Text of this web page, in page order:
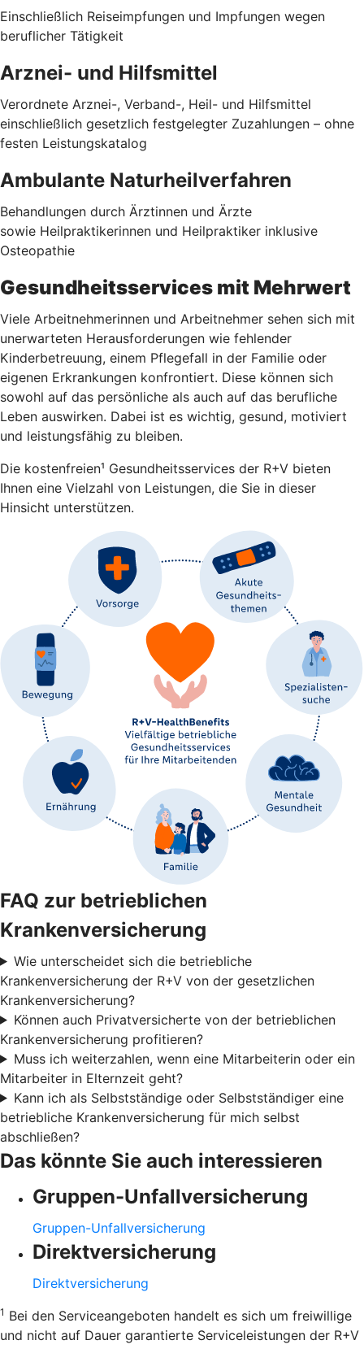
Einschließlich Reiseimpfungen und Impfungen wegen
beruflicher Tätigkeit
Arznei- und Hilfsmittel
Verordnete Arznei-, Verband-, Heil- und Hilfsmittel
einschließlich gesetzlich festgelegter Zuzahlungen – ohne
festen Leistungskatalog
Ambulante Naturheilverfahren
Behandlungen durch Ärztinnen und Ärzte
sowie Heilpraktikerinnen und Heilpraktiker inklusive
Osteopathie
Gesundheitsservices mit Mehrwert
Viele Arbeitnehmerinnen und Arbeitnehmer sehen sich mit
unerwarteten Herausforderungen wie fehlender
Kinderbetreuung, einem Pflegefall in der Familie oder
eigenen Erkrankungen konfrontiert. Diese können sich
sowohl auf das persönliche als auch auf das berufliche
Leben auswirken. Dabei ist es wichtig, gesund, motiviert
und leistungsfähig zu bleiben.
Die kostenfreien¹ Gesundheitsservices der R+V bieten
Ihnen eine Vielzahl von Leistungen, die Sie in dieser
Hinsicht unterstützen.
FAQ zur betrieblichen
Krankenversicherung
Wie unterscheidet sich die betriebliche
Krankenversicherung der R+V von der gesetzlichen
Krankenversicherung?
Können auch Privatversicherte von der betrieblichen
Krankenversicherung profitieren?
Muss ich weiterzahlen, wenn eine Mitarbeiterin oder ein
Mitarbeiter in Elternzeit geht?
Kann ich als Selbstständige oder Selbstständiger eine
betriebliche Krankenversicherung für mich selbst
abschließen?
Das könnte Sie auch interessieren
Gruppen-Unfallversicherung
Gruppen-Unfallversicherung
Direktversicherung
Direktversicherung
1 Bei den Serviceangeboten handelt es sich um freiwillige
und nicht auf Dauer garantierte Serviceleistungen der R+V